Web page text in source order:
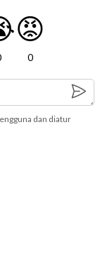
😡
0
dan diatur